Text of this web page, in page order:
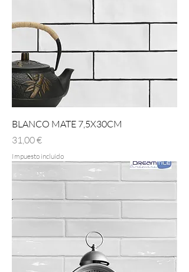
BLANCO MATE 7,5X30CM
Precio
31,00 €
Impuesto incluido